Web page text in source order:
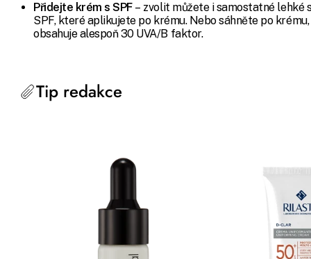
Přidejte krém s SPF– zvolit můžete i samostatné lehké
SPF, které aplikujete po krému. Nebo sáhněte po
obsahuje alespoň 30 UVA/B faktor.
Tip redakce